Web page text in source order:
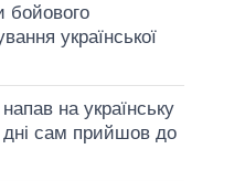
бойового
української
на українську
дні сам прийшов до